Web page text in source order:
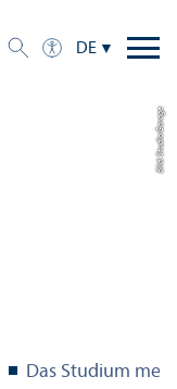
DE
Bild: Studio Garage
Das Studium